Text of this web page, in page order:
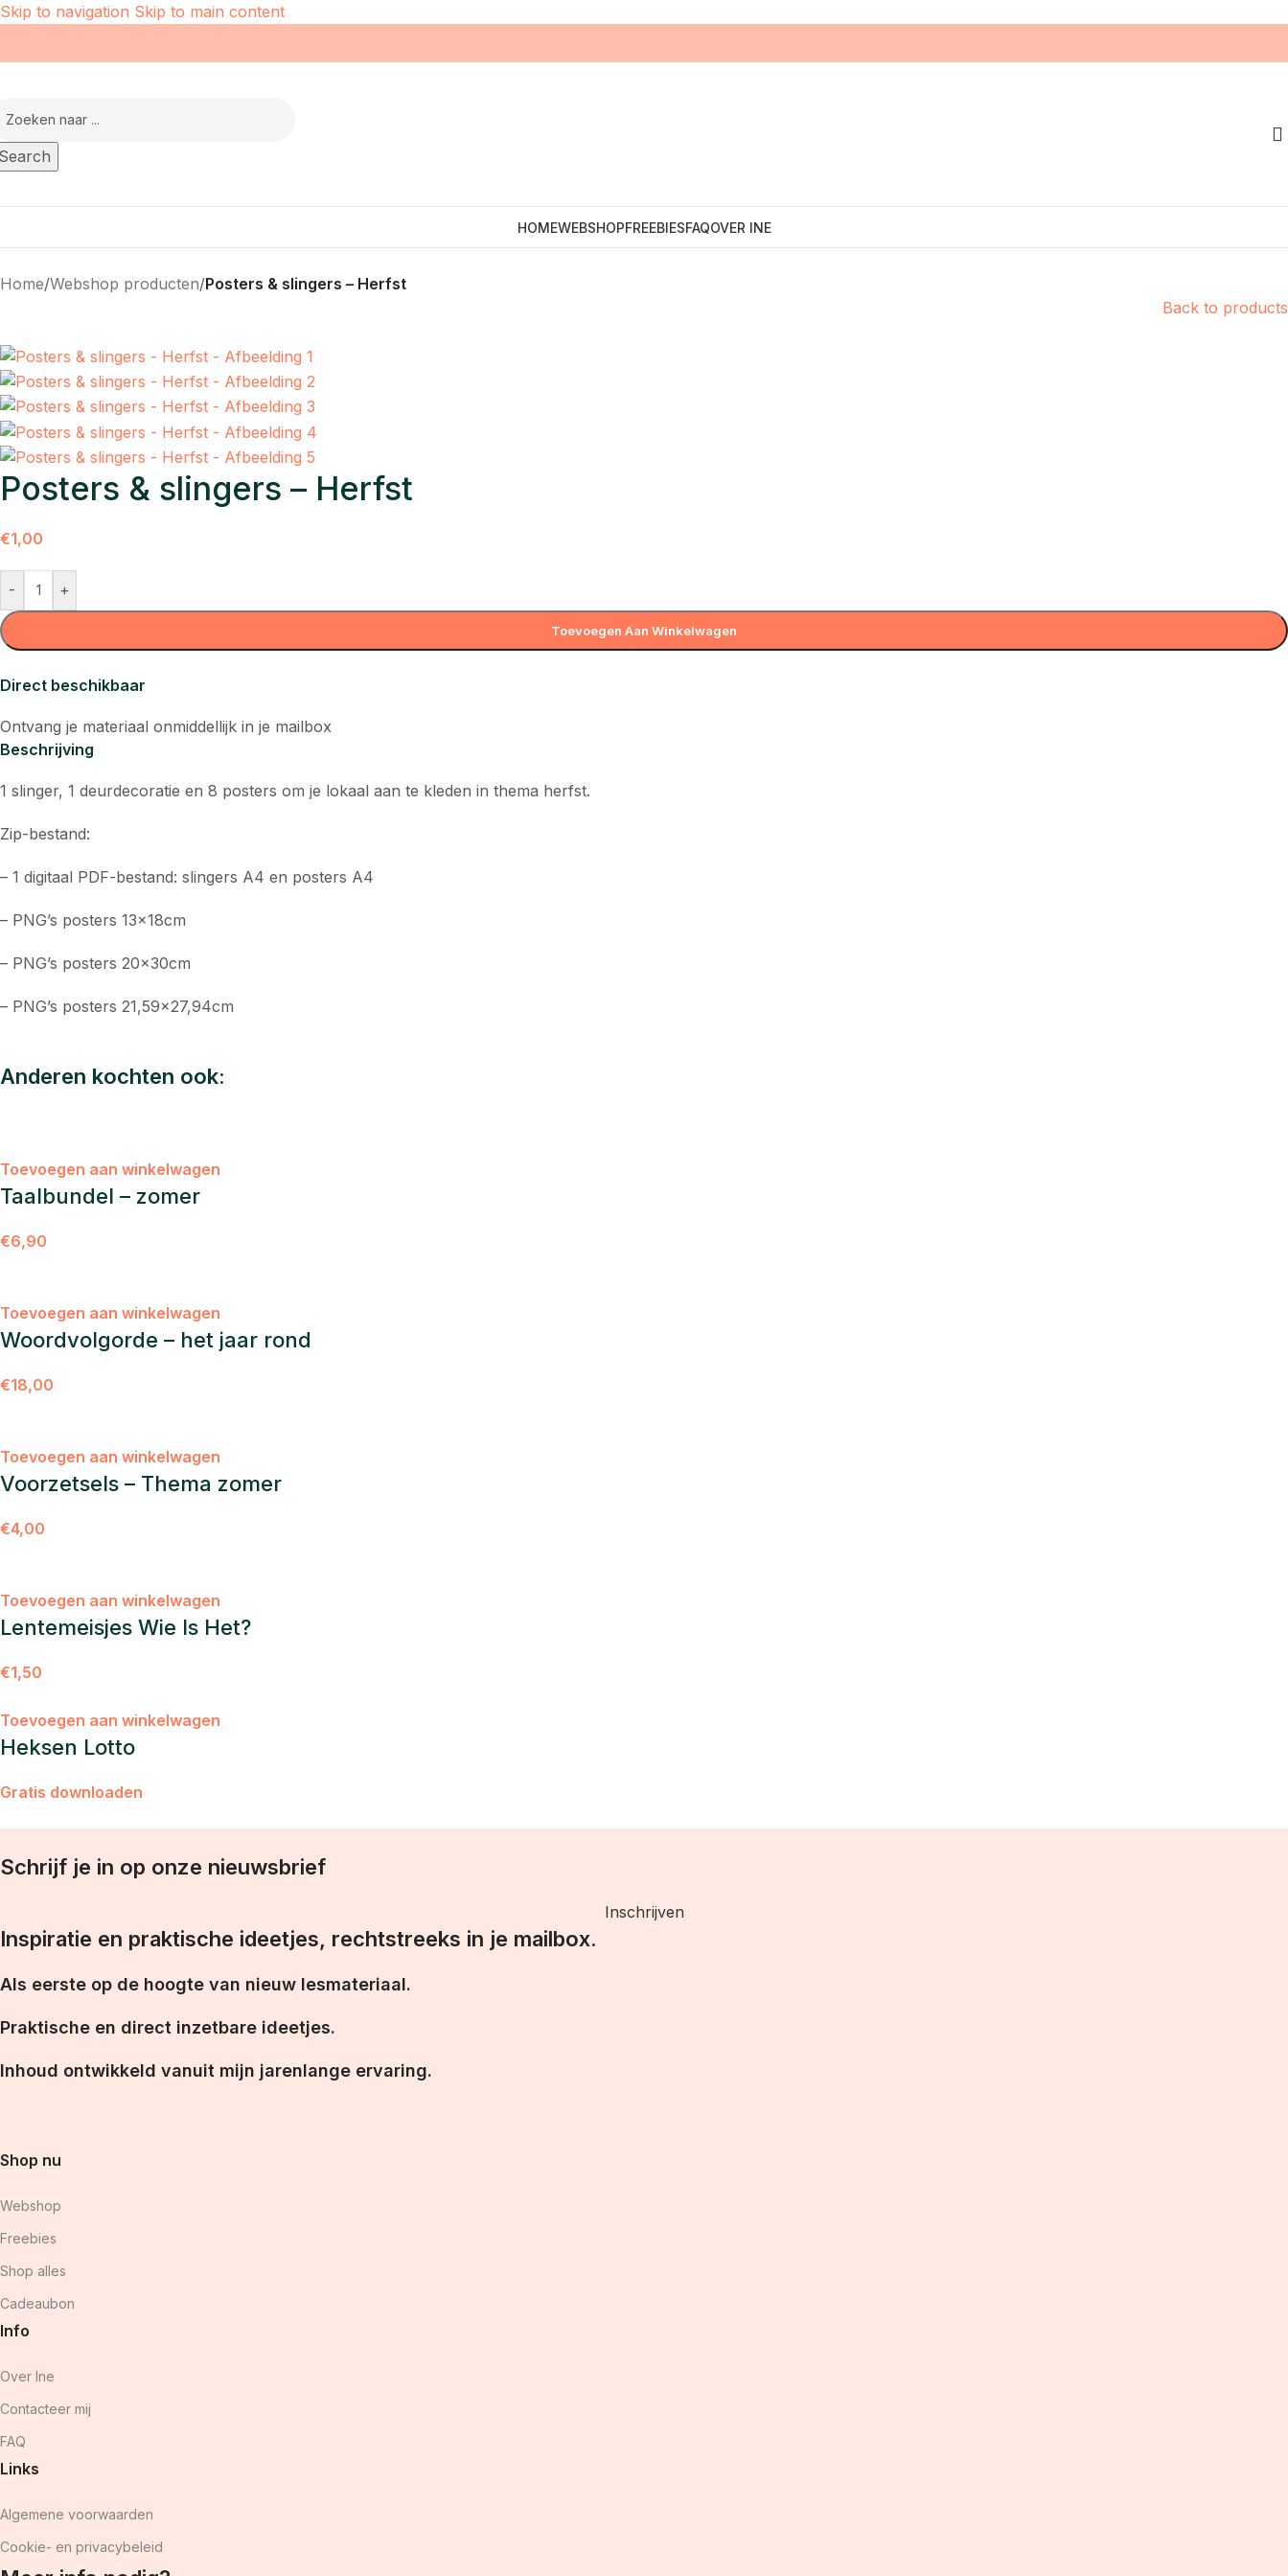
Skip to navigation Skip to main content
HOMEWEBSHOPFREEBIESFAQOVER INE
Home/Webshop producten/Posters & slingers – Herfst
Back to products
Posters & slingers – Herfst
€1,00
- +
Toevoegen Aan Winkelwagen
Direct beschikbaar
Ontvang je materiaal onmiddellijk in je mailbox
Beschrijving
1 slinger, 1 deurdecoratie en 8 posters om je lokaal aan te kleden in thema herfst.
Zip-bestand:
– 1 digitaal PDF-bestand: slingers A4 en posters A4
– PNG’s posters 13x18cm
– PNG’s posters 20x30cm
– PNG’s posters 21,59×27,94cm
Anderen kochten ook:
Toevoegen aan winkelwagen
Taalbundel – zomer
€6,90
Toevoegen aan winkelwagen
Woordvolgorde – het jaar rond
€18,00
Toevoegen aan winkelwagen
Voorzetsels – Thema zomer
€4,00
Toevoegen aan winkelwagen
Lentemeisjes Wie Is Het?
€1,50
Toevoegen aan winkelwagen
Heksen Lotto
Gratis downloaden
Schrijf je in op onze nieuwsbrief
Inschrijven
Inspiratie en praktische ideetjes, rechtstreeks in je mailbox.
Als eerste op de hoogte van nieuw lesmateriaal.
Praktische en direct inzetbare ideetjes.
Inhoud ontwikkeld vanuit mijn jarenlange ervaring.
Shop nu
Webshop
Freebies
Shop alles
Cadeaubon
Info
Over Ine
Contacteer mij
FAQ
Links
Algemene voorwaarden
Cookie- en privacybeleid